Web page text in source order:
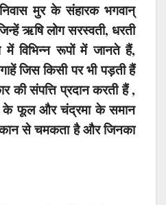
मुर के संहारक भगवान्
ऋषि लोग सरस्वती, धरती
में विभिन्न रूपों में जानते हैं,
जिस किसी पर भी पड़ती हैं
की संपत्ति प्रदान करती हैं ,
के फूल और चंद्रमा के समान
से चमकता है और जिनका